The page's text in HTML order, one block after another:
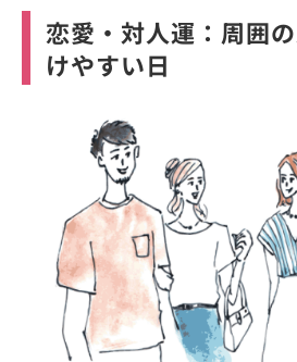
恋愛・対人運：周囲
けやすい日